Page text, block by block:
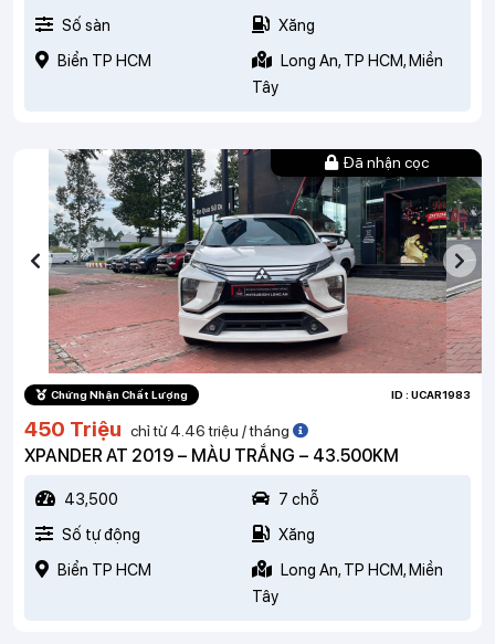
Số sàn
Xăng
Biển TP HCM
Long An, TP HCM, Miền
Tây
Đã nhận cọc
Chứng Nhận Chất Lượng ID : UCAR1983
450 Triệu chỉ từ 4.46 triệu / tháng
XPANDER AT 2019 – MÀU TRẮNG – 43.500KM
43,500
7 chỗ
Số tự động
Xăng
Biển TP HCM
Long An, TP HCM, Miền
Tây